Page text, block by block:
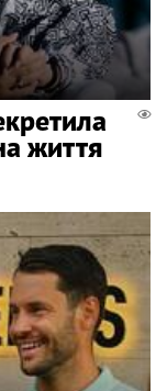
життя